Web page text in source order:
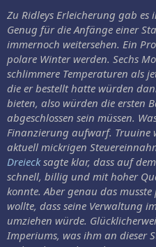
Zu Ridleys Erleicherung gab es
Genug für die Anfänge einer
immernoch weitersehen. Ein
polare Winter werden. Sechs
schlimmere Temperaturen als
die er bestellt hatte würden
bieten, also würden die ersten
abgeschlossen sein müssen.
Finanzierung aufwarf. Truuine
aktuell mickrigen
Dreiecksagte klar, dass auf
schnell, billig und mit hoher
konnte. Aber genau das
wollte, dass seine Verwaltung
umziehen würde.
Imperiums, was ihm an dieser